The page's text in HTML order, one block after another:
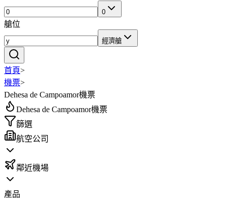
0
艙位
經濟艙
首頁>
機票>
Dehesa de Campoamor機票
Dehesa de Campoamor機票
篩選
航空公司
鄰近機場
產品